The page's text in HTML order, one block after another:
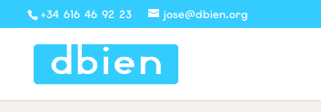
+34 616 46 92 23 jose@dbien.org